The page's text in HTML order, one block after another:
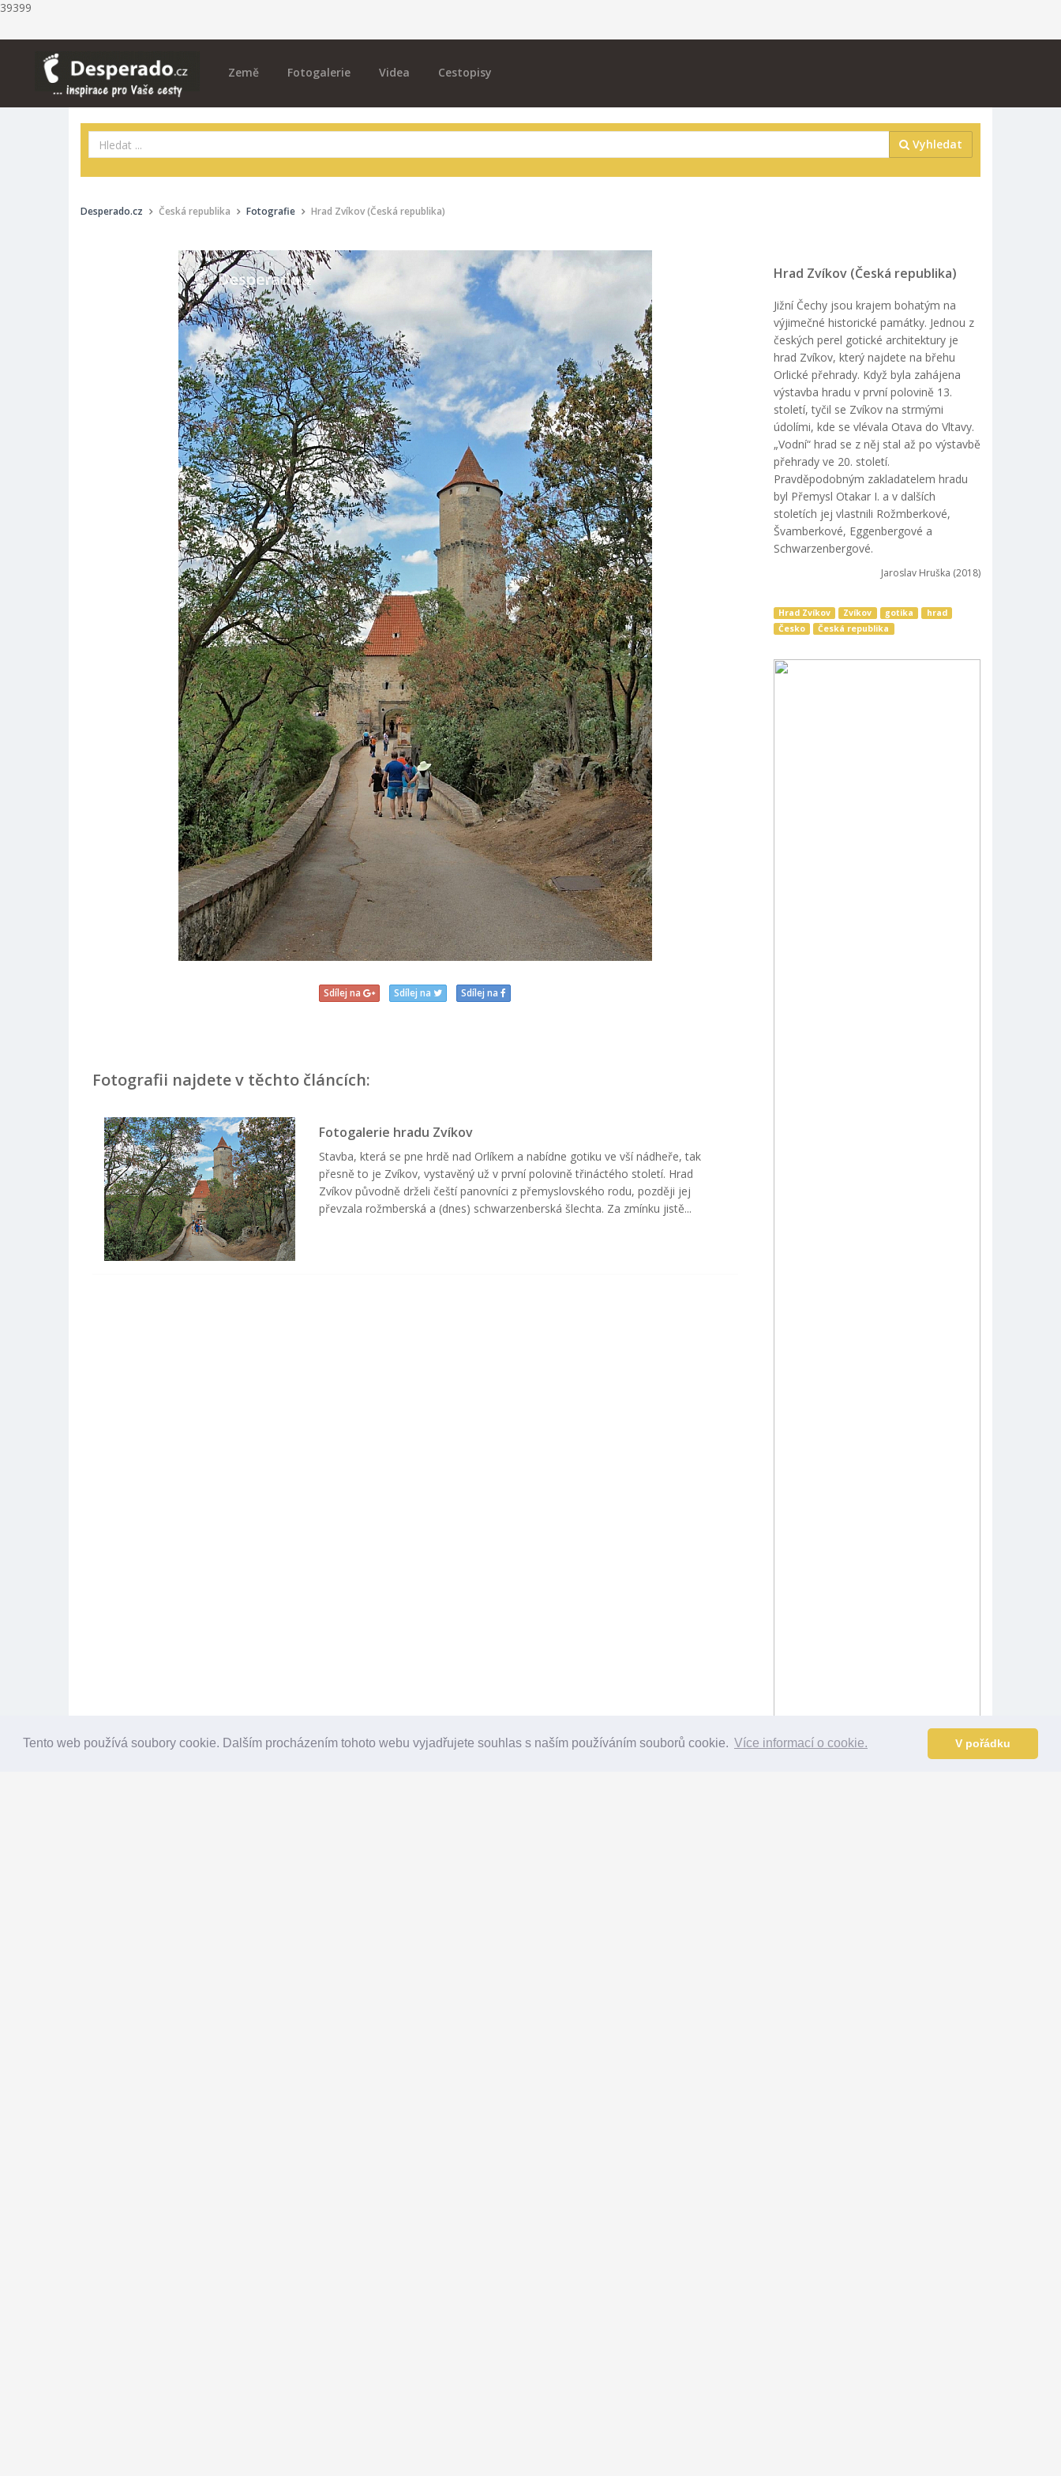
Tento web používá soubory cookie. Dalším procházením tohoto webu vyjadřujete souhlas s naším používáním souborů cookie. Více informací o cookie. V pořádku
39399
Země Fotogalerie Videa Cestopisy
Vyhledat
Desperado.cz Česká republika Fotografie Hrad Zvíkov (Česká republika)
Sdílej na Sdílej na Sdílej na
Fotografii najdete v těchto článcích:
Fotogalerie hradu Zvíkov
Stavba, která se pne hrdě nad Orlíkem a nabídne gotiku ve vší nádheře, tak
přesně to je Zvíkov, vystavěný už v první polovině třináctého století. Hrad
Zvíkov původně drželi čeští panovníci z přemyslovského rodu, později jej
převzala rožmberská a (dnes) schwarzenberská šlechta. Za zmínku jistě...
Hrad Zvíkov (Česká republika)
Jižní Čechy jsou krajem bohatým na
výjimečné historické památky. Jednou z
českých perel gotické architektury je
hrad Zvíkov, který najdete na břehu
Orlické přehrady. Když byla zahájena
výstavba hradu v první polovině 13.
století, tyčil se Zvíkov na strmými
údolími, kde se vlévala Otava do Vltavy.
„Vodní“ hrad se z něj stal až po výstavbě
přehrady ve 20. století.
Pravděpodobným zakladatelem hradu
byl Přemysl Otakar I. a v dalších
stoletích jej vlastnili Rožmberkové,
Švamberkové, Eggenbergové a
Schwarzenbergové.
Jaroslav Hruška (2018)
Hrad Zvíkov Zvíkov gotika
hrad
Česko
Česká republika